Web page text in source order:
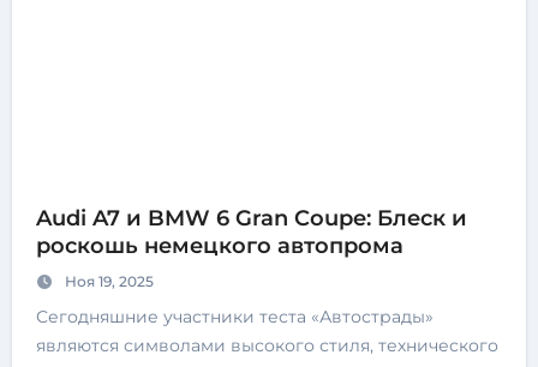
Audi A7 и BMW 6 Gran Coupe: Блеск и
роскошь немецкого автопрома
Ноя 19, 2025
Сегодняшние участники теста «Автострады»
являются символами высокого стиля, технического